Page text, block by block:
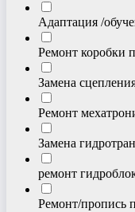
Адаптация /
Ремонт коробки
Замена
Ремонт
Замена
ремонт
Ремонт/пропись